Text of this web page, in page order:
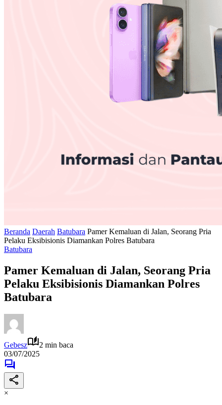
Beranda Daerah Batubara Pamer Kemaluan di Jalan, Seorang Pria
Pelaku Eksibisionis Diamankan Polres Batubara
Batubara
Pamer Kemaluan di Jalan, Seorang Pria
Pelaku Eksibisionis Diamankan Polres
Batubara
Gebesz
2 min baca
03/07/2025
×